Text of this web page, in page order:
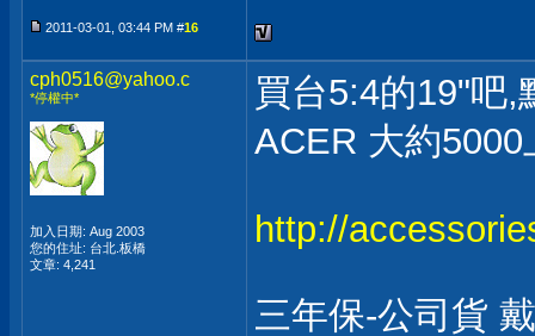
2011-03-01, 03:44 PM #16
cph0516@yahoo.c
*停權中*
加入日期: Aug 2003
您的住址: 台北.板橋
文章: 4,241
買台5:4的19"吧,
ACER 大約
http://
三年保-公司貨